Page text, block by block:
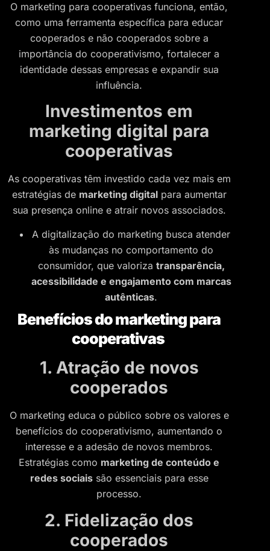
O marketing para cooperativas funciona, então,
como uma ferramenta específica para educar
cooperados e não cooperados sobre a
importância do cooperativismo, fortalecer a
identidade dessas empresas e expandir sua
influência.
Investimentos em
marketing digital para
cooperativas
As cooperativas têm investido cada vez mais em
estratégias de marketing digitalpara aumentar
sua presença online e atrair novos associados.
A digitalização do marketing busca atender
às mudanças no comportamento do
consumidor, que valoriza transparência,
acessibilidade e engajamento com marcas
autênticas.
Benefícios do marketing para
cooperativas
1. Atração de novos
cooperados
O marketing educa o público sobre os valores e
benefícios do cooperativismo, aumentando o
interesse e a adesão de novos membros.
Estratégias como marketing de conteúdo e
redes sociaissão essenciais para esse
processo.
2. Fidelização dos
cooperados